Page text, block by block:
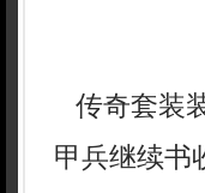
传奇套装
甲兵继续书